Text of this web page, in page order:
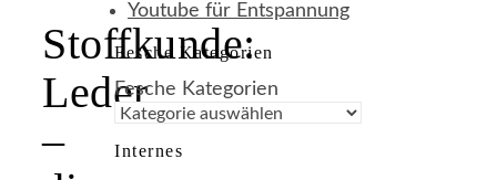
Stoffkunde:
Leder
–
Youtube für Entspannung
Fesche Kategorien
Fesche Kategorien
Internes